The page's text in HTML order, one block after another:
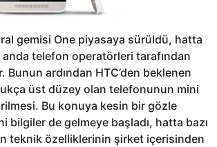
gemisi One piyasaya sürüldü, hatta
telefon operatörleri tarafından
Bunun ardından HTC’den beklenen
üst düzey olan telefonunun mini
Bu konuya kesin bir gözle
bilgiler de gelmeye başladı, hatta bazı
teknik özelliklerinin şirket içerisinden